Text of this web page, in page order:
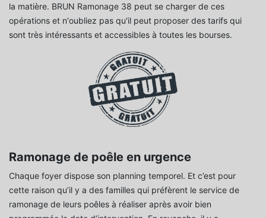
la matière. BRUN Ramonage 38 peut se charger de ces
opérations et n'oubliez pas qu'il peut proposer des tarifs qui
sont très intéressants et accessibles à toutes les bourses.
Ramonage de poêle en urgence
Chaque foyer dispose son planning temporel. Et c’est pour
cette raison qu’il y a des familles qui préfèrent le service de
ramonage de leurs poêles à réaliser après avoir bien